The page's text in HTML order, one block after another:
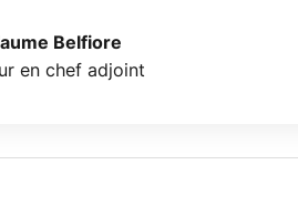
Belfiore
en chef adjoint